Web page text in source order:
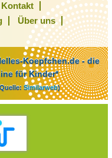
Kontakt
Über uns
Koepfchen.de - die
für Kinder*
Similarweb)